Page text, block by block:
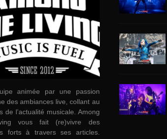
animée par une passion
des ambiances live, collant au
de l’actualité musicale. Among
vous fait (re)vivre des
forts à travers ses articles.